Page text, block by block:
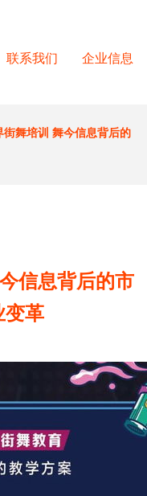
联系我们 企业信息
街舞培训 舞今信息背后的
信息背后的市
变革